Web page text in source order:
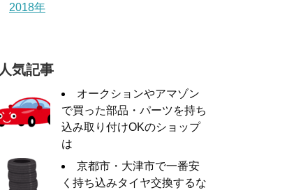
2018年
人気記事
オークションやアマゾン
で買った部品・パーツを持ち
込み取り付けOKのショップ
は
京都市・大津市で一番安
く持ち込みタイヤ交換するな